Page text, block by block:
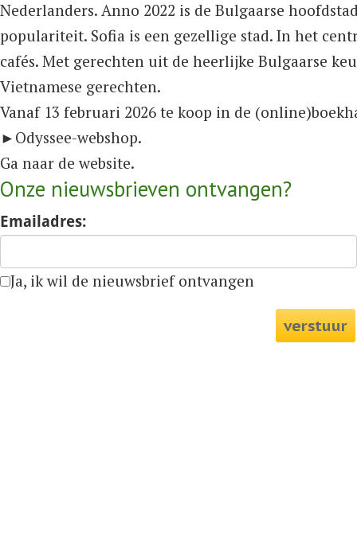
Nederlanders. Anno 2022 is de Bulgaarse
populariteit. Sofia is een gezellige stad. In het
cafés. Met gerechten uit de heerlijke Bulgaarse
Vietnamese gerechten.
Vanaf 13 februari 2026 te koop in de
► Odyssee-webshop.
Ga naar de website.
Onze nieuwsbrieven ontvangen?
Emailadres:
Ja, ik wil de nieuwsbrief ontvangen
verstuur